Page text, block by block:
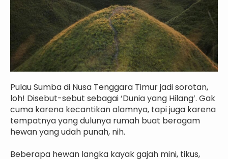
Pulau Sumba di Nusa Tenggara Timur jadi sorotan,
loh! Disebut-sebut sebagai ‘Dunia yang Hilang’. Gak
cuma karena kecantikan alamnya, tapi juga karena
tempatnya yang dulunya rumah buat beragam
hewan yang udah punah, nih.
Beberapa hewan langka kayak gajah mini, tikus,